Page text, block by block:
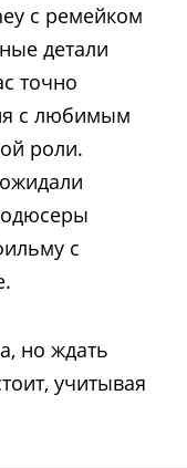
с ремейком
детали
точно
с любимым
роли.
с
но ждать
учитывая